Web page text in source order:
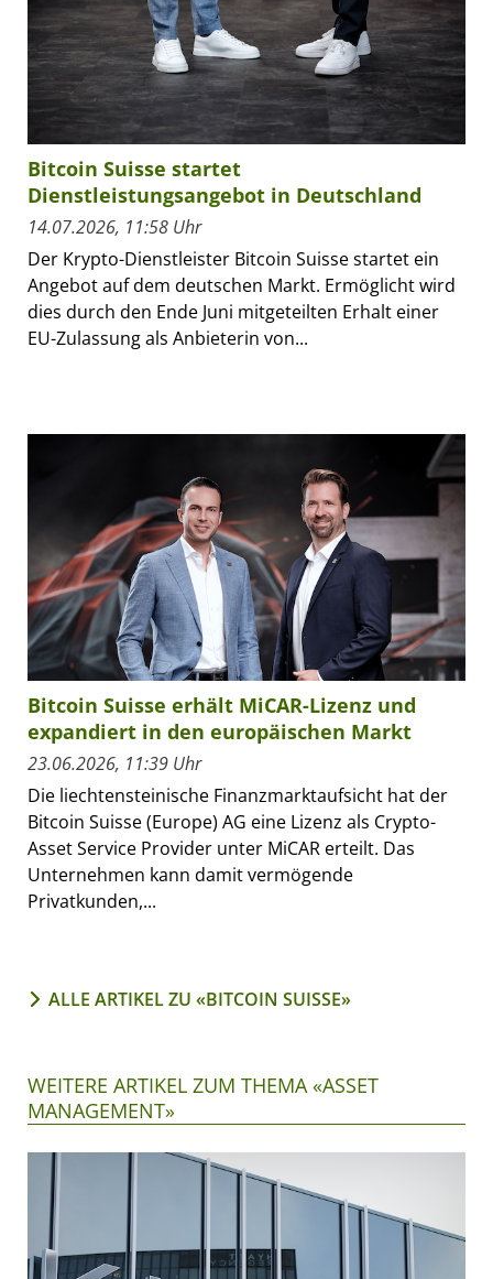
Bitcoin Suisse startet
Dienstleistungsangebot in Deutschland
14.07.2026, 11:58 Uhr
Der Krypto-Dienstleister Bitcoin Suisse startet ein
Angebot auf dem deutschen Markt. Ermöglicht wird
dies durch den Ende Juni mitgeteilten Erhalt einer
EU-Zulassung als Anbieterin von...
Bitcoin Suisse erhält MiCAR-Lizenz und
expandiert in den europäischen Markt
23.06.2026, 11:39 Uhr
Die liechtensteinische Finanzmarktaufsicht hat der
Bitcoin Suisse (Europe) AG eine Lizenz als Crypto-
Asset Service Provider unter MiCAR erteilt. Das
Unternehmen kann damit vermögende
Privatkunden,...
ALLE ARTIKEL ZU «BITCOIN SUISSE»
WEITERE ARTIKEL ZUM THEMA «ASSET
MANAGEMENT»